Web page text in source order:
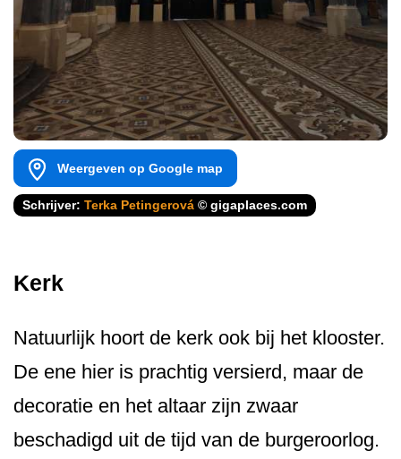
Weergeven op Google map
Schrijver: Terka Petingerová © gigaplaces.com
Kerk
Natuurlijk hoort de kerk ook bij het klooster.
De ene hier is prachtig versierd, maar de
decoratie en het altaar zijn zwaar
beschadigd uit de tijd van de burgeroorlog.